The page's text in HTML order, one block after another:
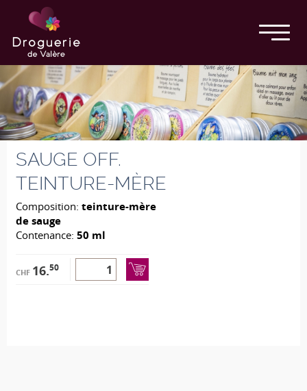
SAUGE OFF.
TEINTURE-MÈRE
Composition: teinture-mère
de sauge
Contenance: 50 ml
CHF 16.50